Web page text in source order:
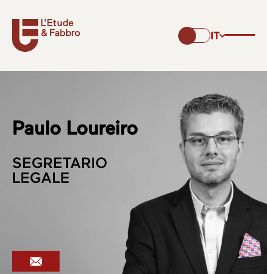
IT
Paulo Loureiro
SEGRETARIO
LEGALE